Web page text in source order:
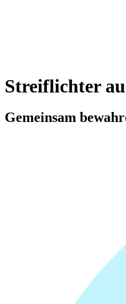
Streiflichter
Gemeinsam